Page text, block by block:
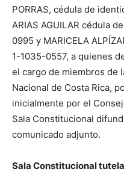
PORRAS, cédula de
ARIAS AGUILAR cédula
0995 y MARICELA
1-1035-0557, a quienes
el cargo de miembros de
Nacional de Costa Rica,
inicialmente por el
Sala Constitucional
comunicado adjunto.
Sala Constitucional